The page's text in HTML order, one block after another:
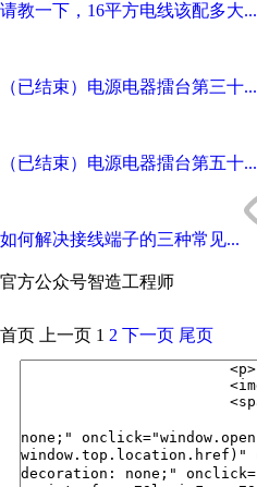
请教一下，16平方电线该配多大...
（已结束）电源电器擂台第三十...
（已结束）电源电器擂台第五十...
如何解决接线端子的三种常见...
官方公众号智造工程师
首页 上一页 1 2 下一页 尾页